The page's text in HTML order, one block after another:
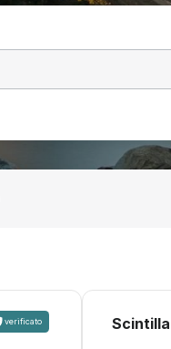
verificato Scintilla